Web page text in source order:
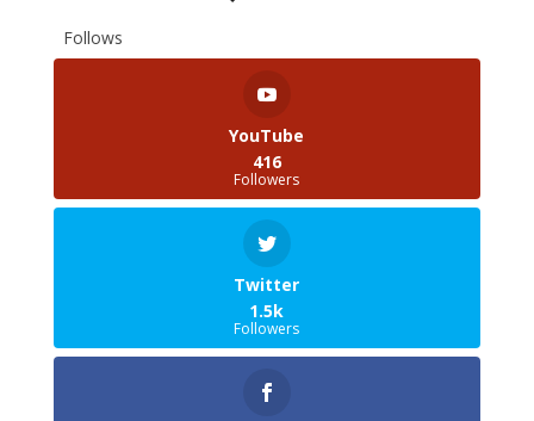
Follows
YouTube
416
Followers
Twitter
1.5k
Followers